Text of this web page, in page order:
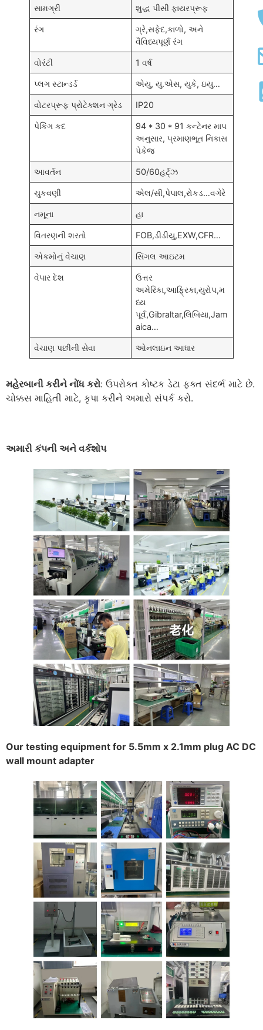
સામગ્રી શુદ્ધ પીસી ફાયરપ્રૂફ
રંગ
ગ્રે,સફેદ,કાળો, અને
વૈવિધ્યપૂર્ણ રંગ
વોરંટી 1 વર્ષ
પ્લગ સ્ટાન્ડર્ડ એયુ, યુ.એસ, યુકે, ઇયુ…
વોટરપ્રૂફ પ્રોટેક્શન ગ્રેડ IP20
પેકિંગ કદ
94 * 30 * 91 કન્ટેનર માપ
અનુસાર, પ્રમાણભૂત નિકાસ
પેકેજ
આવર્તન 50/60હર્ટ્ઝ
ચુકવણી એલ/સી,પેપાલ,રોકડ…વગેરે
નમૂના હા
વિતરણની શરતો FOB,ડીડીયુ,EXW,CFR…
એકમોનું વેચાણ સિંગલ આઇટમ
વેપાર દેશ
ઉત્તર
અમેરિકા,આફ્રિકા,યુરોપ,મ
ધ્ય
પૂર્વ,Gibraltar,લિબિયા,Jam
aica…
વેચાણ પછીની સેવા ઓનલાઇન આધાર
મહેરબાની કરીને નોંધ કરો: ઉપરોક્ત કોષ્ટક ડેટા ફક્ત સંદર્ભ માટે છે.
ચોક્કસ માહિતી માટે, કૃપા કરીને અમારો સંપર્ક કરો.
અમારી કંપની અને વર્કશોપ
Our testing equipment for 5.5mm x 2.1mm plug AC DC
wall mount adapter